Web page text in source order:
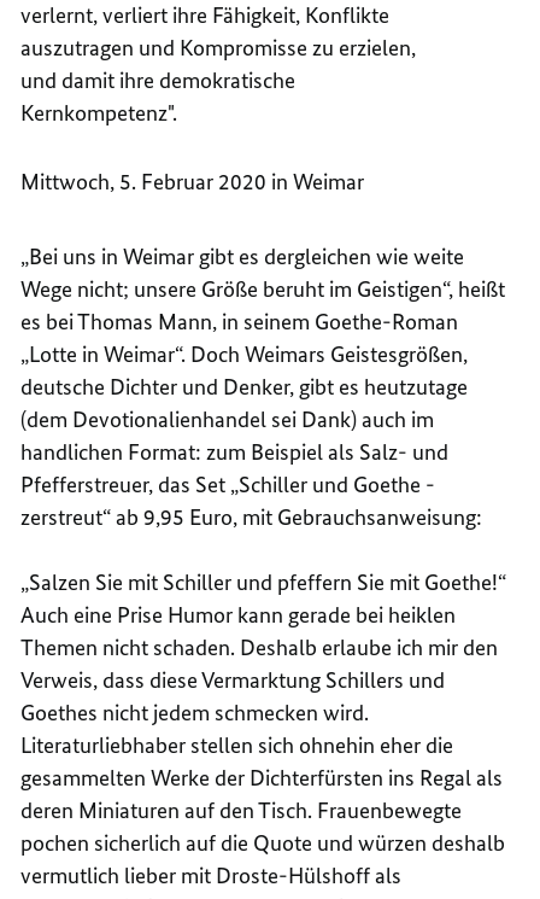
verlernt, verliert ihre Fähigkeit, Konflikte
auszutragen und Kompromisse zu erzielen,
und damit ihre demokratische
Kernkompetenz".
Mittwoch, 5. Februar 2020 in Weimar
„Bei uns in Weimar gibt es dergleichen wie weite
Wege nicht; unsere Größe beruht im Geistigen“, heißt
es bei Thomas Mann, in seinem Goethe-Roman
„Lotte in Weimar“. Doch Weimars Geistesgrößen,
deutsche Dichter und Denker, gibt es heutzutage
(dem Devotionalienhandel sei Dank) auch im
handlichen Format: zum Beispiel als Salz- und
Pfefferstreuer, das Set „Schiller und Goethe -
zerstreut“ ab 9,95 Euro, mit Gebrauchsanweisung:
„Salzen Sie mit Schiller und pfeffern Sie mit Goethe!“
Auch eine Prise Humor kann gerade bei heiklen
Themen nicht schaden. Deshalb erlaube ich mir den
Verweis, dass diese Vermarktung Schillers und
Goethes nicht jedem schmecken wird.
Literaturliebhaber stellen sich ohnehin eher die
gesammelten Werke der Dichterfürsten ins Regal als
deren Miniaturen auf den Tisch. Frauenbewegte
pochen sicherlich auf die Quote und würzen deshalb
vermutlich lieber mit Droste-Hülshoff als